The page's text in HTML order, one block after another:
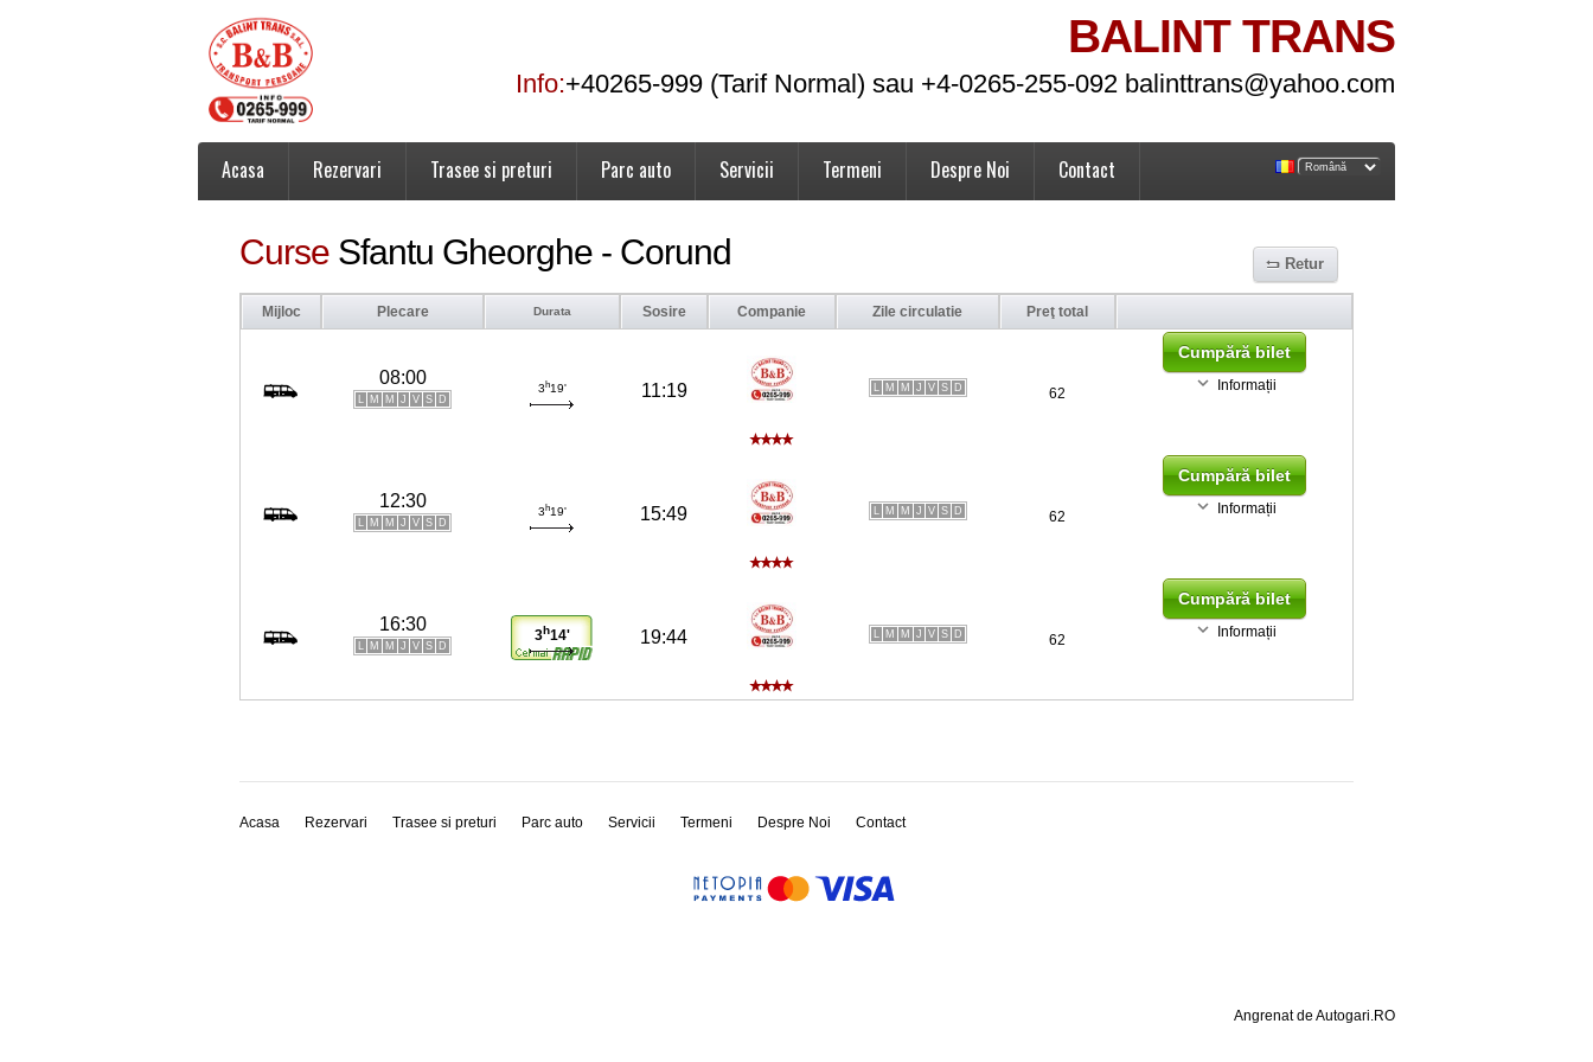
BALINT TRANS
Info:+40265-999 (Tarif Normal) sau +4-0265-255-092 balinttrans@yahoo.com
Acasa Rezervari Trasee si preturi Parc auto Servicii Termeni Despre Noi Contact
Curse Sfantu Gheorghe - Corund Retur
Mijloc Plecare Durata Sosire Companie Zile circulatie Preţ total
08:00
L M M J V S D
3 h19' 11:19 L M M J V S D 62
Cumpără bilet
Informații
12:30
L M M J V S D
3 h19' 15:49 L M M J V S D 62
Cumpără bilet
Informații
16:30
L M M J V S D
3h14' 19:44 L M M J V S D 62
Cumpără bilet
Informații
Acasa Rezervari Trasee si preturi Parc auto Servicii Termeni Despre Noi Contact
Angrenat de Autogari.RO